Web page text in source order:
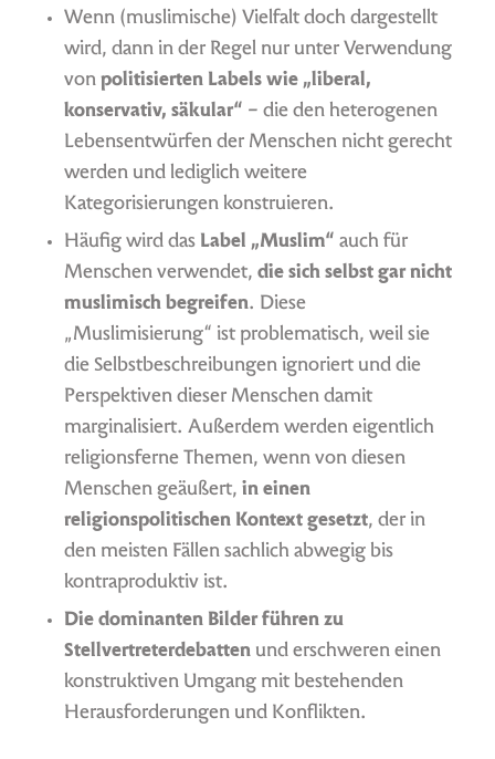
Wenn (muslimische) Vielfalt doch dargestellt
wird, dann in der Regel nur unter Verwendung
von politisierten Labels wie „liberal,
konservativ, säkular“ – die den heterogenen
Lebensentwürfen der Menschen nicht gerecht
werden und lediglich weitere
Kategorisierungen konstruieren.
Häufig wird das Label „Muslim“ auch für
Menschen verwendet, die sich selbst gar nicht
muslimisch begreifen. Diese
„Muslimisierung“ ist problematisch, weil sie
die Selbstbeschreibungen ignoriert und die
Perspektiven dieser Menschen damit
marginalisiert. Außerdem werden eigentlich
religionsferne Themen, wenn von diesen
Menschen geäußert, in einen
religionspolitischen Kontext gesetzt, der in
den meisten Fällen sachlich abwegig bis
kontraproduktiv ist.
Die dominanten Bilder führen zu
Stellvertreterdebattenund erschweren einen
konstruktiven Umgang mit bestehenden
Herausforderungen und Konflikten.